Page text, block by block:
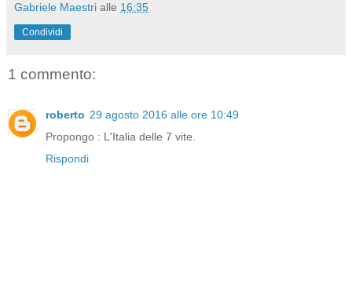
Gabriele Maestri alle 16:35
Condividi
1 commento:
roberto 29 agosto 2016 alle ore 10:49
Propongo : L'Italia delle 7 vite.
Rispondi